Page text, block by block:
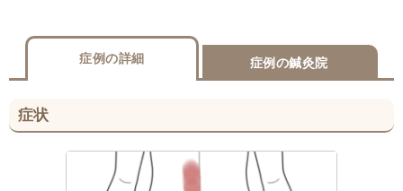
症例の詳細 症例の鍼灸院
症状